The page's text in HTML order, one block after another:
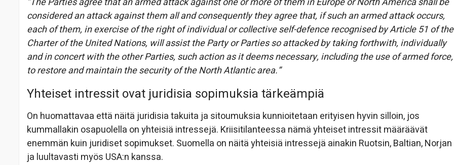
considered an attack against them all and consequently they agree that, if such an armed attack occurs,
each of them, in exercise of the right of individual or collective self-defence recognised by Article 51 of the
Charter of the United Nations, will assist the Party or Parties so attacked by taking forthwith, individually
and in concert with the other Parties, such action as it deems necessary, including the use of armed force,
to restore and maintain the security of the North Atlantic area.”
Yhteiset intressit ovat juridisia sopimuksia tärkeämpiä
On huomattavaa että näitä juridisia takuita ja sitoumuksia kunnioitetaan erityisen hyvin silloin, jos
kummallakin osapuolella on yhteisiä intressejä. Kriisitilanteessa nämä yhteiset intressit määräävät
enemmän kuin juridiset sopimukset. Suomella on näitä yhteisiä intressejä ainakin Ruotsin, Baltian, Norjan
ja luultavasti myös USA:n kanssa.